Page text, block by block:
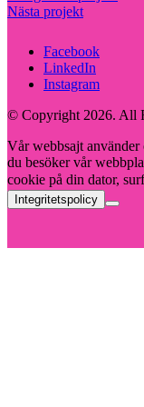
Nästa projekt
Facebook
LinkedIn
Instagram
© Copyright 2026.
Vår webbsajt använder
du besöker vår
cookie på din dator,
Integritetspolicy